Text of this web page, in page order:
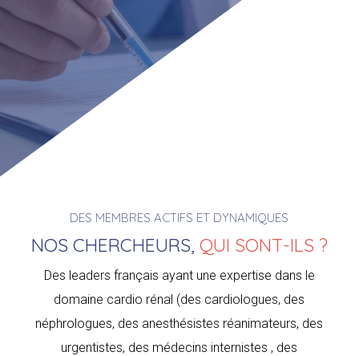
DES MEMBRES ACTIFS ET DYNAMIQUES
NOS CHERCHEURS, QUI SONT-ILS ?
Des leaders français ayant une expertise dans le
domaine cardio rénal (des cardiologues, des
néphrologues, des anesthésistes réanimateurs, des
urgentistes, des médecins internistes , des